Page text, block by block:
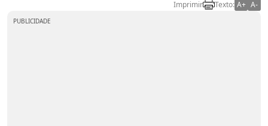
Imprimir Texto: A+ A-
PUBLICIDADE